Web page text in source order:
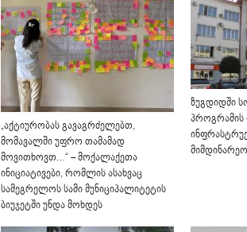
„აქტიურობას გავაგრძელებთ,
მომავალში უფრო თამამად
მოვითხოვთ…“ – მოქალაქეთა
ინიციატივები, რომლის ასახვაც
სამეგრელოს სამი მუნიციპალიტეტის
ბიუჯეტში უნდა მოხდეს
ზუგდიდში